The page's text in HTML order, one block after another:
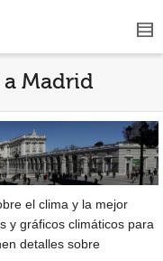
Madrid
el clima y la mejor
y gráficos climáticos para
detalles sobre